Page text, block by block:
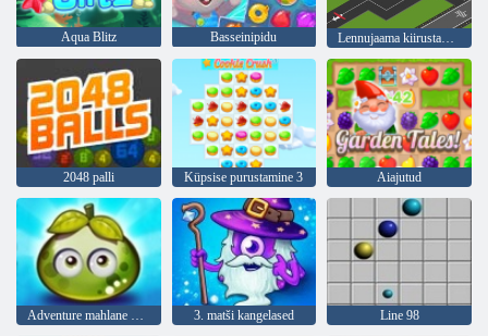
Aqua Blitz Basseinipidu Lennujaama kiirustamine
2048 palli Küpsise purustamine 3 Aiajutud
Adventure mahlane marjad 3. matši kangelased Line 98